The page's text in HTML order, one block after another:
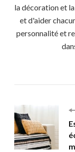
la décoration et
et d'aider
personnalité et